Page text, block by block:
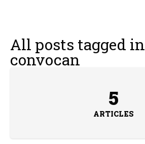
All posts tagged in
convocan
5
ARTICLES